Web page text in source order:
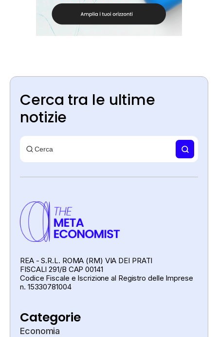
Cerca tra le ultime
notizie
REA - S.R.L. ROMA (RM) VIA DEI PRATI
FISCALI 291/B CAP 00141
Codice Fiscale e Iscrizione al Registro delle Imprese
n. 15330781004
Categorie
Economia